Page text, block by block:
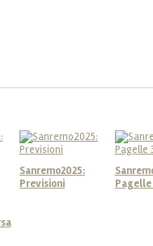
Sanremo2025:
Previsioni
Pagelle